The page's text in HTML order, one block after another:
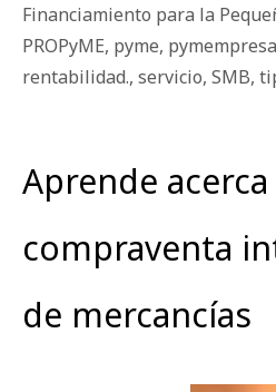
Financiamiento para la
PROPyME, pyme,
rentabilidad., servicio, SMB,
Aprende
compraventa
de mercancías